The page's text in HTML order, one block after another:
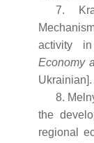
7.
activity
Economy
Ukrainian].
8.
the
regional